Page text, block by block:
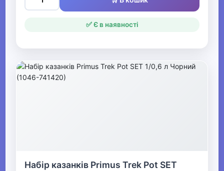
✅ Є в наявності
Набір казанків Primus Trek Pot SET